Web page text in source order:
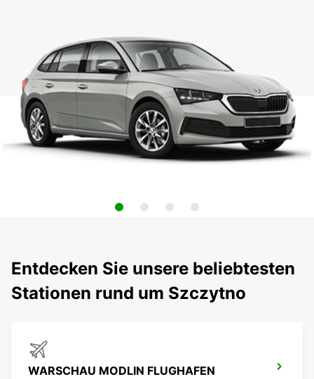
Entdecken Sie unsere beliebtesten
Stationen rund um Szczytno
WARSCHAU MODLIN FLUGHAFEN